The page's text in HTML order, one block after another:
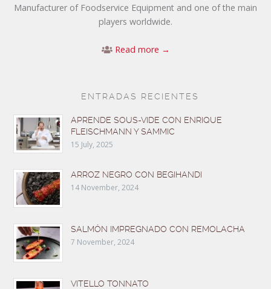
Manufacturer of Foodservice Equipment and one of the main
players worldwide.
Read more →
ENTRADAS RECIENTES
APRENDE SOUS-VIDE CON ENRIQUE
FLEISCHMANN Y SAMMIC
15 July, 2025
ARROZ NEGRO CON BEGIHANDI
14 November, 2024
SALMÓN IMPREGNADO CON REMOLACHA
7 November, 2024
VITELLO TONNATO